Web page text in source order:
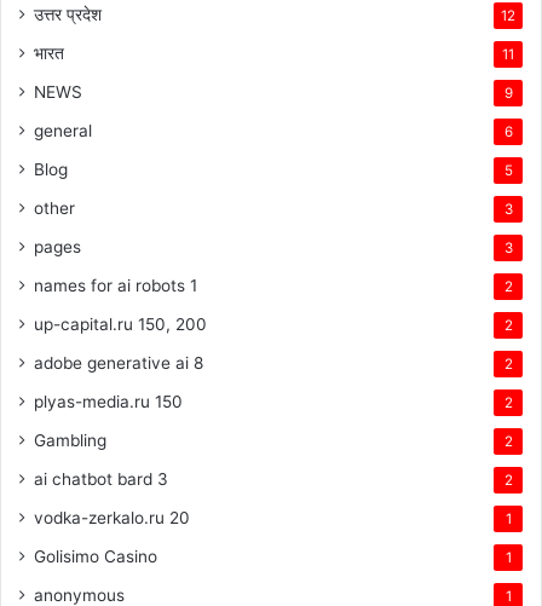
उत्तर प्रदेश 12
भारत 11
NEWS 9
general 6
Blog 5
other 3
pages 3
names for ai robots 1 2
up-capital.ru 150, 200 2
adobe generative ai 8 2
plyas-media.ru 150 2
Gambling 2
ai chatbot bard 3 2
vodka-zerkalo.ru 20 1
Golisimo Casino 1
anonymous 1